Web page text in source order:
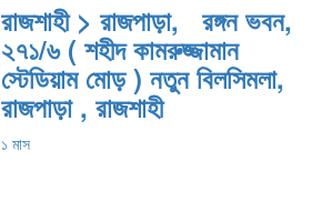
রাজশাহী > রাজপাড়া, রঙ্গন ভবন,
২৭১/৬ ( শহীদ কামরুজ্জামান
স্টেডিয়াম মোড় ) নতুন বিলসিমলা,
রাজপাড়া , রাজশাহী
১ মাস